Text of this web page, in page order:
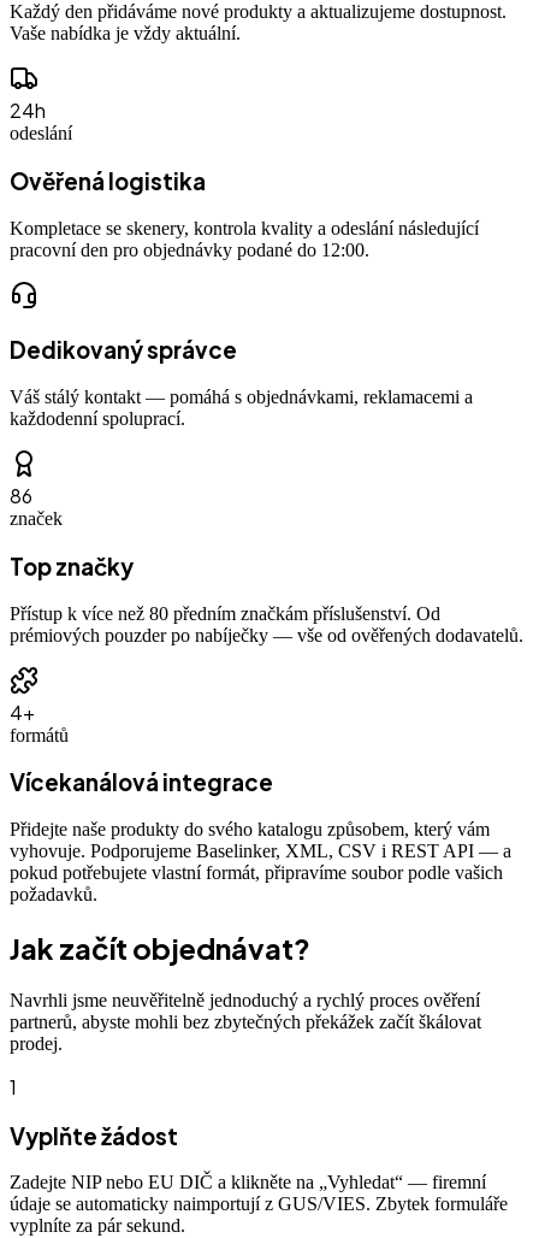
Každý den přidáváme nové produkty a aktualizujeme dostupnost.
Vaše nabídka je vždy aktuální.
24h
odeslání
Ověřená logistika
Kompletace se skenery, kontrola kvality a odeslání následující
pracovní den pro objednávky podané do 12:00.
Dedikovaný správce
Váš stálý kontakt — pomáhá s objednávkami, reklamacemi a
každodenní spoluprací.
86
značek
Top značky
Přístup k více než 80 předním značkám příslušenství. Od
prémiových pouzder po nabíječky — vše od ověřených dodavatelů.
4+
formátů
Vícekanálová integrace
Přidejte naše produkty do svého katalogu způsobem, který vám
vyhovuje. Podporujeme Baselinker, XML, CSV i REST API — a
pokud potřebujete vlastní formát, připravíme soubor podle vašich
požadavků.
Jak začít objednávat?
Navrhli jsme neuvěřitelně jednoduchý a rychlý proces ověření
partnerů, abyste mohli bez zbytečných překážek začít škálovat
prodej.
1
Vyplňte žádost
Zadejte NIP nebo EU DIČ a klikněte na „Vyhledat“ — firemní
údaje se automaticky naimportují z GUS/VIES. Zbytek formuláře
vyplníte za pár sekund.